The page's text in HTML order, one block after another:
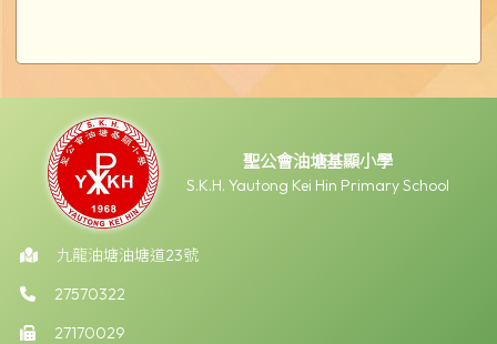
聖公會油塘基顯小學
S.K.H. Yautong Kei Hin Primary School
九龍油塘油塘道23號
27570322
27170029